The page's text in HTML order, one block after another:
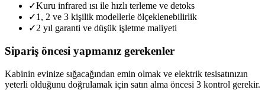
✓Kuru infrared ısı ile hızlı terleme ve detoks
✓1, 2 ve 3 kişilik modellerle ölçeklenebilirlik
✓2 yıl garanti ve düşük işletme maliyeti
Sipariş öncesi yapmanız gerekenler
Kabinin evinize sığacağından emin olmak ve elektrik tesisatınızın
yeterli olduğunu doğrulamak için satın alma öncesi 3 kontrol gerekir.